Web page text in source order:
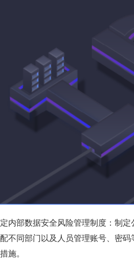
内部数据安全风险管理制度：制
不同部门以及人员管理账号、密
施。